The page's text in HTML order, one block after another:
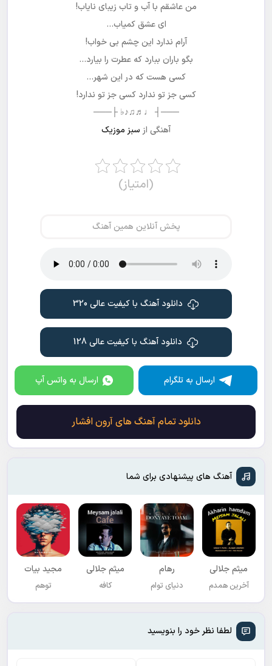
من عاشقم با آب و تاب زیبای نایاب!
ای عشق کمیاب…
آرام ندارد این چشم بی خواب!
بگو باران ببارد که عطرت را بیارد…
کسی هست که در این شهر…
کسی جز تو ندارد کسی جز تو ندارد!
───┤ ♩♬♫♪♭ ├───
آهنگی از سبز موزیک
(امتیاز)
پخش آنلاین همین آهنگ
دانلود آهنگ با کیفیت عالی 320
دانلود آهنگ با کیفیت عالی 128
ارسال به تلگرام ارسال به واتس آپ
دانلود تمام آهنگ های آرون افشار
آهنگ های پیشنهادی برای شما
میثم جلالی
آخرین همدم
رهام
دنیای توام
میثم جلالی
کافه
مجید بیات
توهم
لطفا نظر خود را بنویسید